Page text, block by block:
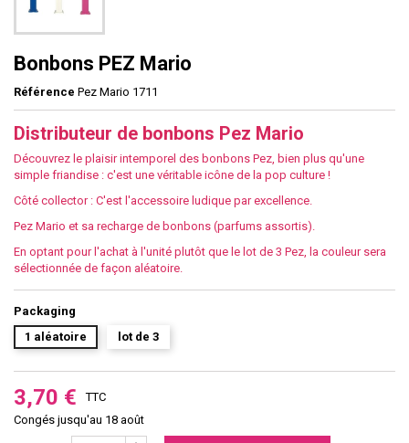
Bonbons PEZ Mario
Référence Pez Mario 1711
Distributeur de bonbons Pez Mario
Découvrez le plaisir intemporel des bonbons Pez, bien plus qu'une
simple friandise : c'est une véritable icône de la pop culture !
Côté collector : C'est l'accessoire ludique par excellence.
Pez Mario et sa recharge de bonbons (parfums assortis).
En optant pour l'achat à l'unité plutôt que le lot de 3 Pez, la couleur sera
sélectionnée de façon aléatoire.
Packaging
1 aléatoire
lot de 3
3,70 €
TTC
Congés jusqu'au 18 août